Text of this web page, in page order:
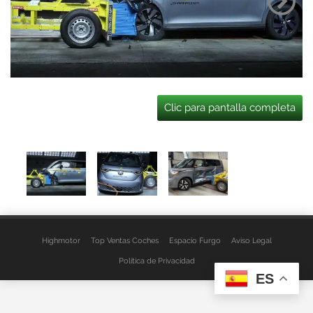
Clic para pantalla completa
Highmotor Top Ventas Coches Espacio Furgo Aviso Legal
Política de Privacidad
ES